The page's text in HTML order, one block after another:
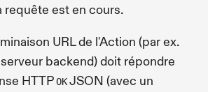
requête est en cours.
URL de l'Action (par ex.
backend) doit répondre
HTTPOKJSON (avec un